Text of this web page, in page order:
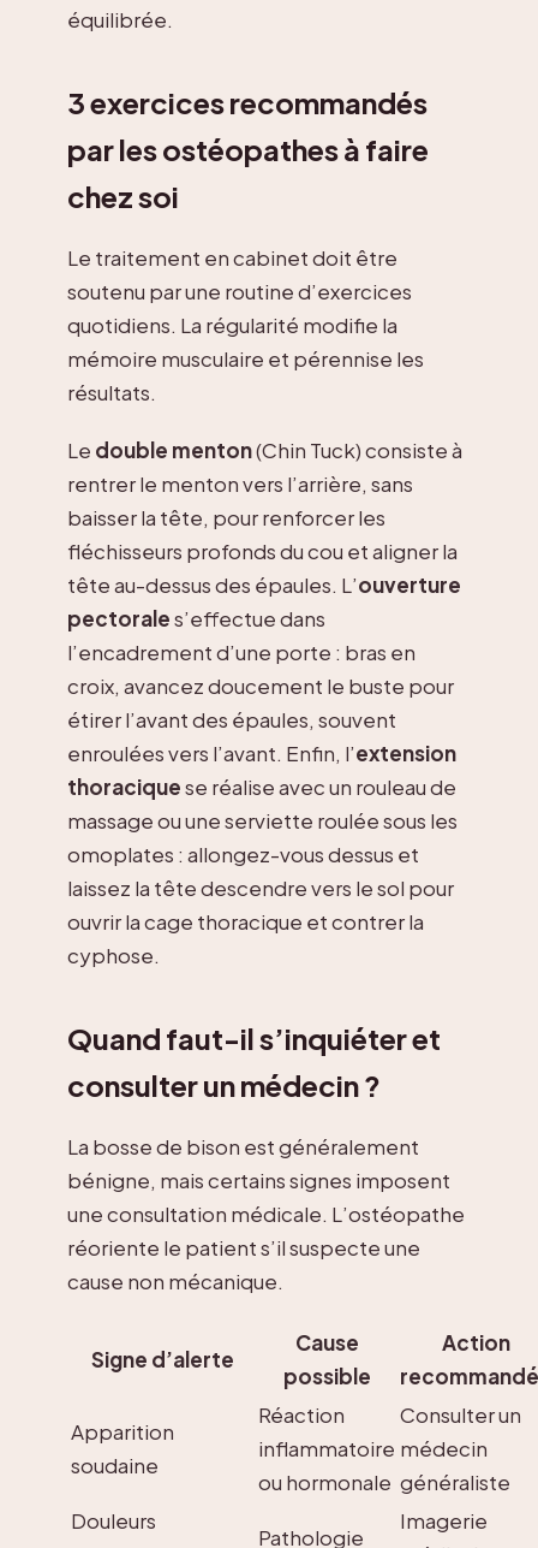
équilibrée.
3 exercices recommandés
par les ostéopathes à faire
chez soi
Le traitement en cabinet doit être
soutenu par une routine d’exercices
quotidiens. La régularité modifie la
mémoire musculaire et pérennise les
résultats.
Le double menton(Chin Tuck) consiste à
rentrer le menton vers l’arrière, sans
baisser la tête, pour renforcer les
fléchisseurs profonds du cou et aligner la
tête au-dessus des épaules. L’ouverture
pectorales’effectue dans
l’encadrement d’une porte : bras en
croix, avancez doucement le buste pour
étirer l’avant des épaules, souvent
enroulées vers l’avant. Enfin, l’extension
thoraciquese réalise avec un rouleau de
massage ou une serviette roulée sous les
omoplates : allongez-vous dessus et
laissez la tête descendre vers le sol pour
ouvrir la cage thoracique et contrer la
cyphose.
Quand faut-il s’inquiéter et
consulter un médecin ?
La bosse de bison est généralement
bénigne, mais certains signes imposent
une consultation médicale. L’ostéopathe
réoriente le patient s’il suspecte une
cause non mécanique.
Signe d’alerte
Cause
possible
Action
Apparition
soudaine
Réaction
inflammatoire
ou hormonale
Consulter un
médecin
généraliste
Douleurs
Pathologie
Imagerie